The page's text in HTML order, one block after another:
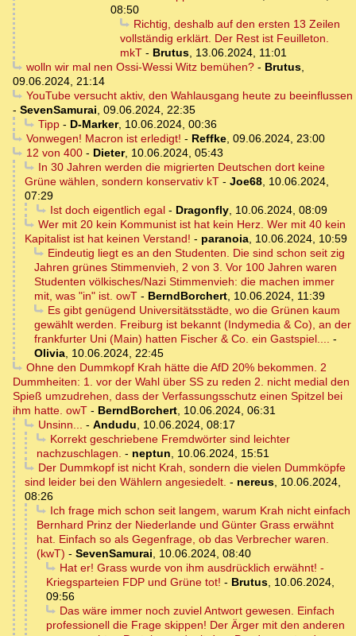
08:50
Richtig, deshalb auf den ersten 13 Zeilen
vollständig erklärt. Der Rest ist Feuilleton.
mkT - Brutus, 13.06.2024, 11:01
wolln wir mal nen Ossi-Wessi Witz bemühen?- Brutus,
09.06.2024, 21:14
YouTube versucht aktiv, den Wahlausgang heute zu beeinflussen
- SevenSamurai, 09.06.2024, 22:35
Tipp- D-Marker, 10.06.2024, 00:36
Vonwegen! Macron ist erledigt! - Reffke, 09.06.2024, 23:00
12 von 400- Dieter, 10.06.2024, 05:43
In 30 Jahren werden die migrierten Deutschen dort keine
Grüne wählen, sondern konservativ kT - Joe68, 10.06.2024,
07:29
Ist doch eigentlich egal- Dragonfly, 10.06.2024, 08:09
Wer mit 20 kein Kommunist ist hat kein Herz. Wer mit 40 kein
Kapitalist ist hat keinen Verstand! - paranoia, 10.06.2024, 10:59
Eindeutig liegt es an den Studenten. Die sind schon seit zig
Jahren grünes Stimmenvieh, 2 von 3. Vor 100 Jahren waren
Studenten völkisches/Nazi Stimmenvieh: die machen immer
mit, was "in" ist. owT - BerndBorchert, 10.06.2024, 11:39
Es gibt genügend Universitätsstädte, wo die Grünen kaum
gewählt werden. Freiburg ist bekannt (Indymedia & Co), an der
frankfurter Uni (Main) hatten Fischer & Co. ein Gastspiel.... -
Olivia, 10.06.2024, 22:45
Ohne den Dummkopf Krah hätte die AfD 20% bekommen. 2
Dummheiten: 1. vor der Wahl über SS zu reden 2. nicht medial den
Spieß umzudrehen, dass der Verfassungsschutz einen Spitzel bei
ihm hatte. owT - BerndBorchert, 10.06.2024, 06:31
Unsinn... - Andudu, 10.06.2024, 08:17
Korrekt geschriebene Fremdwörter sind leichter
nachzuschlagen. - neptun, 10.06.2024, 15:51
Der Dummkopf ist nicht Krah, sondern die vielen Dummköpfe
sind leider bei den Wählern angesiedelt. - nereus, 10.06.2024,
08:26
Ich frage mich schon seit langem, warum Krah nicht einfach
Bernhard Prinz der Niederlande und Günter Grass erwähnt
hat. Einfach so als Gegenfrage, ob das Verbrecher waren.
(kwT) - SevenSamurai, 10.06.2024, 08:40
Hat er! Grass wurde von ihm ausdrücklich erwähnt! -
Kriegsparteien FDP und Grüne tot! - Brutus, 10.06.2024,
09:56
Das wäre immer noch zuviel Antwort gewesen. Einfach
professionell die Frage skippen! Der Ärger mit den anderen